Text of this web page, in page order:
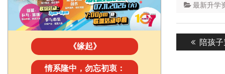
最新升学
Post
post:
陪孩
《缘起》
情系隆中，勿忘初衷：